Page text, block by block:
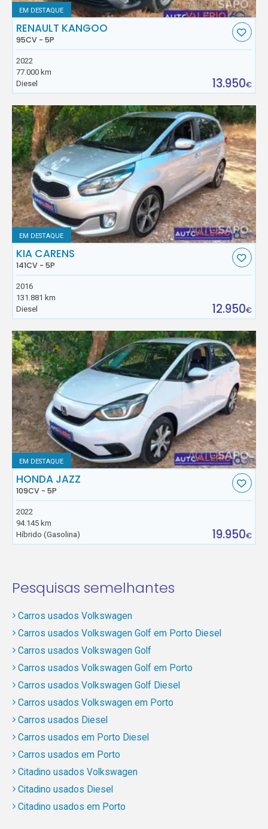
EM DESTAQUE
RENAULT KANGOO
95CV - 5P
2022
77.000 km
Diesel
13.950€
EM DESTAQUE
KIA CARENS
141CV - 5P
2016
131.881 km
Diesel
12.950€
EM DESTAQUE
HONDA JAZZ
109CV - 5P
2022
94.145 km
Híbrido (Gasolina)
19.950€
Pesquisas semelhantes
Carros usados Volkswagen
Carros usados Volkswagen Golf em Porto Diesel
Carros usados Volkswagen Golf
Carros usados Volkswagen Golf em Porto
Carros usados Volkswagen Golf Diesel
Carros usados Volkswagen em Porto
Carros usados Diesel
Carros usados em Porto Diesel
Carros usados em Porto
Citadino usados Volkswagen
Citadino usados Diesel
Citadino usados em Porto